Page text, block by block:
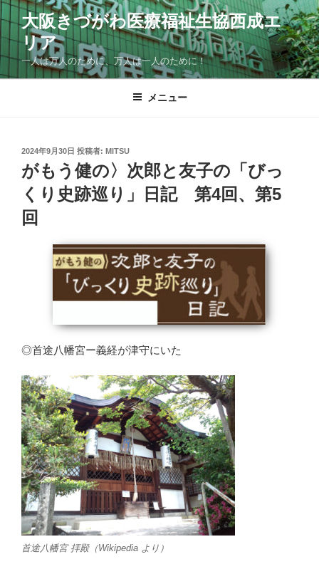
コ
ン
テ
ン
ツ
大阪きづがわ医療福祉生協西成エ
リア
一人は万人のために、万人は一人のために！
メニュー
投
稿
日:
2024年9月30日 投稿者: MITSU
がもう健の〉次郎と友子の「びっ
くり史跡巡り」日記 第4回、第5
回
◎首途八幡宮ー義経が津守にいた
首途八幡宮 拝殿（Wikipedia より）